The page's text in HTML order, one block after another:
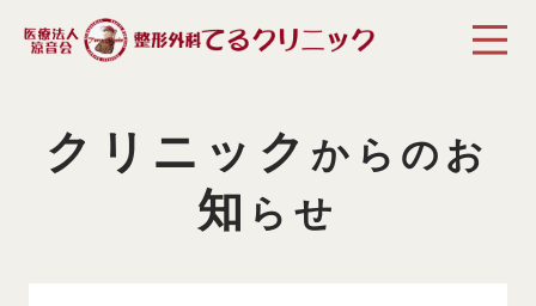
クリニック からのお
知 らせ